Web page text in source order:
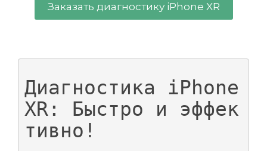
Заказать диагностику iPhone XR
Диагностика iPhone
XR: Быстро и эффек
тивно!